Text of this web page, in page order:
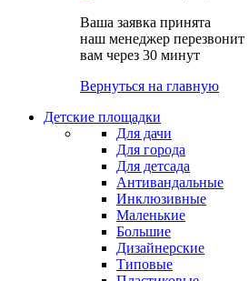
Ваша заявка принята
наш менеджер перезвонит
вам через 30 минут
Вернуться на главную
Детские площадки
Для дачи
Для города
Для детсада
Антивандальные
Инклюзивные
Маленькие
Большие
Дизайнерские
Типовые